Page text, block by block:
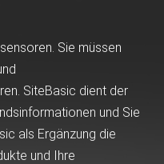
Sie müssen
SiteBasic dient der
und Sie
als Ergänzung die
und Ihre